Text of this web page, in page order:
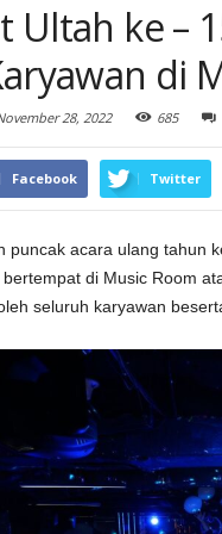
Ultah ke –
di
28, 2022 685
Facebook Twitter
puncak acara ulang tahun
di Music Room
seluruh karyawan